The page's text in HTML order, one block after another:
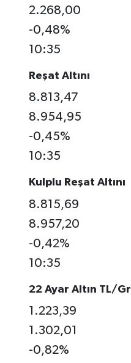
2.268,00
-0,48%
10:35
Reşat Altını
8.813,47
8.954,95
-0,45%
10:35
Kulplu Reşat Altını
8.815,69
8.957,20
-0,42%
10:35
22 Ayar Altın TL/Gr
1.223,39
1.302,01
-0,82%